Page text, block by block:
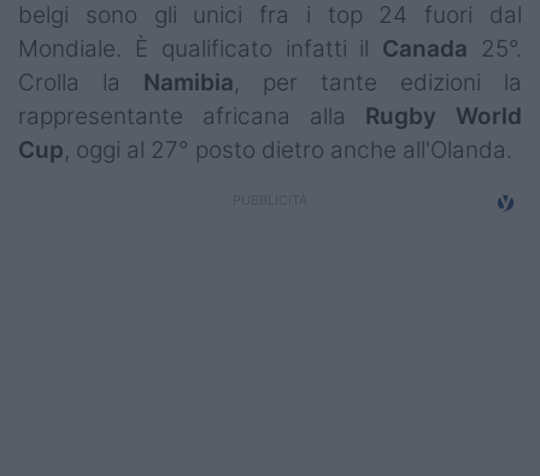
belgi sono gli unici fra i top 24 fuori dal
Mondiale. È qualificato infatti il Canada 25°.
Crolla la Namibia, per tante edizioni la
rappresentante africana alla Rugby World
Cup, oggi al 27° posto dietro anche all'Olanda.